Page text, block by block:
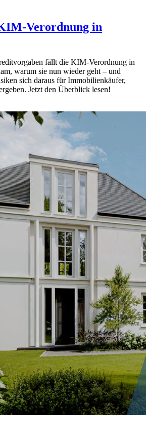
Verordnung in
fällt die KIM-Verordnung in
warum sie nun wieder geht – und
sich daraus für Immobilienkäufer,
Jetzt den Überblick lesen!